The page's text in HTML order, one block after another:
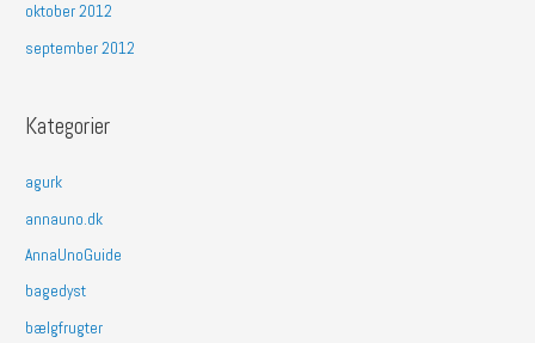
oktober 2012
september 2012
Kategorier
agurk
annauno.dk
AnnaUnoGuide
bagedyst
bælgfrugter